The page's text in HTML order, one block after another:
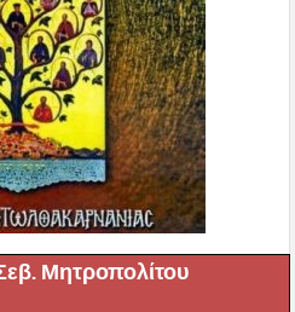
Μητροπολίτου